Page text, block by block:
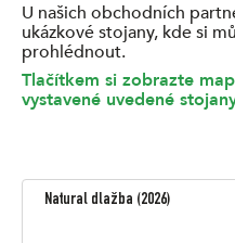
U našich obchodních
ukázkové stojany, kde si
prohlédnout.
Tlačítkem si zobrazte
vystavené uvedené
Natural dlažba (2026)